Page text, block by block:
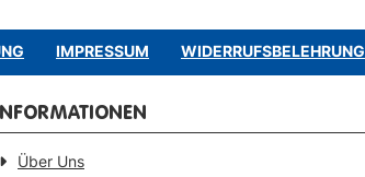
IMPRESSUM WIDERRUFSBELEHRUNG
Über Uns